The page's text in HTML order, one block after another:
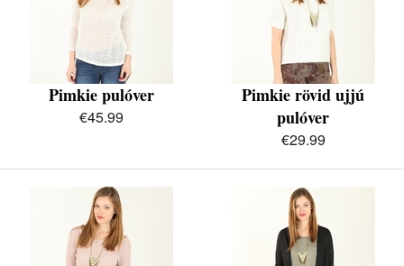
Pimkie pulóver
€45.99
Pimkie rövid ujjú
pulóver
€29.99